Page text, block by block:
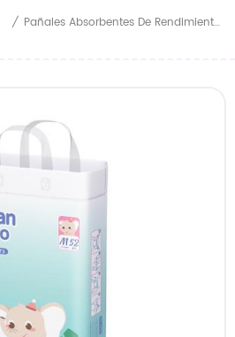
/ Pañales Absorbentes De Rendimiento Swaddlers Para Bebés